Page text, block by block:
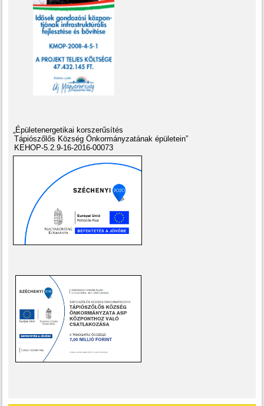
„Épületenergetikai korszerűsítés
Tápiószőlős Község Önkormányzatának épületein”
KEHOP-5.2.9-16-2016-00073